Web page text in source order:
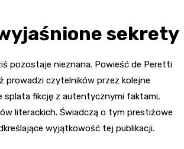
sekrety
pozostaje nieznana. Powieść de Peretti
prowadzi czytelników przez kolejne
splata fikcję z autentycznymi faktami,
literackich. Świadczą o tym prestiżowe
wyjątkowość tej publikacji.